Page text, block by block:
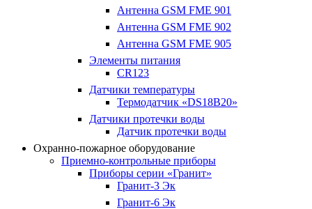
Антенна GSM FME 901
Антенна GSM FME 902
Антенна GSM FME 905
Элементы питания
CR123
Датчики температуры
Термодатчик «DS18B20»
Датчики протечки воды
Датчик протечки воды
Охранно-пожарное оборудование
Приемно-контрольные приборы
Приборы серии «Гранит»
Гранит-3 Эк
Гранит-6 Эк